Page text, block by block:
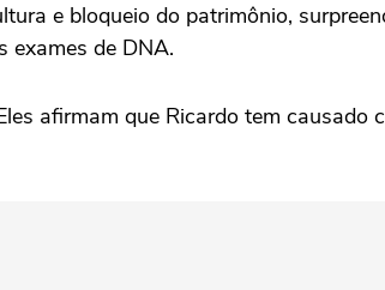
e bloqueio do patrimônio,
exames de DNA.
afirmam que Ricardo tem causado